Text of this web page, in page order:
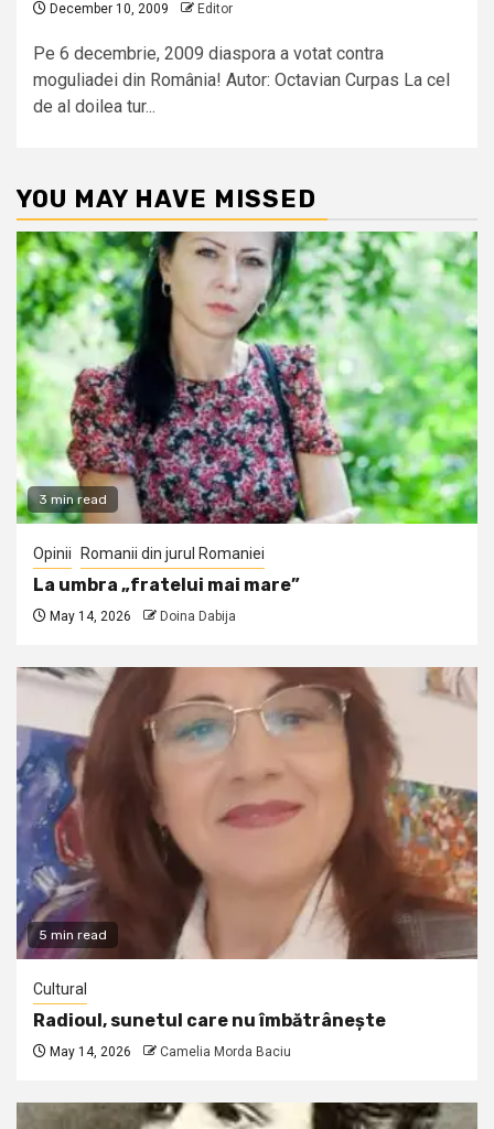
December 10, 2009 Editor
Pe 6 decembrie, 2009 diaspora a votat contra
moguliadei din România! Autor: Octavian Curpas La cel
de al doilea tur...
YOU MAY HAVE MISSED
3 min read
Opinii Romanii din jurul Romaniei
La umbra „fratelui mai mare”
May 14, 2026 Doina Dabija
5 min read
Cultural
Radioul, sunetul care nu îmbătrânește
May 14, 2026 Camelia Morda Baciu